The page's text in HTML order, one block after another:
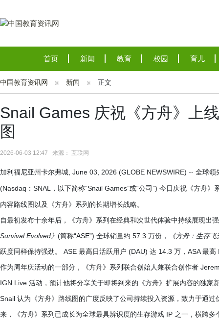
首页 新闻 教育 校园 育儿
中国教育资讯网 新闻 正文
Snail Games 庆祝《方舟》上
图
2026-06-03 12:47 来源： 互联网
加利福尼亚州卡尔弗城, June 03, 2026 (GLOBE NEWSWIRE) -- 全球
(Nasdaq：SNAL，以下简称“Snail Games”或“公司”) 今日庆祝《方舟
内容路线图以及《方舟》系列的长期增长战略。
自最初发布十余年后，《方舟》系列在经典和次世代体验中持续展现出
Survival Evolved》 (简称“ASE”) 全球销量约 57.3 万份，
《方舟：生存飞
跃度同样保持强劲。 ASE 最高日活跃用户 (DAU) 达 14.3 万，ASA 最
作为周年庆活动的一部分，《方舟》系列联合创始人兼联合创作者
IGN Live 活动，预计他将分享关于即将到来的《方舟》扩展内容的独家
Snail 认为《方舟》路线图的广度反映了公司持续投入资源，致力于通
来，《方舟》系列已成长为全球最具辨识度的生存游戏 IP 之一，横跨